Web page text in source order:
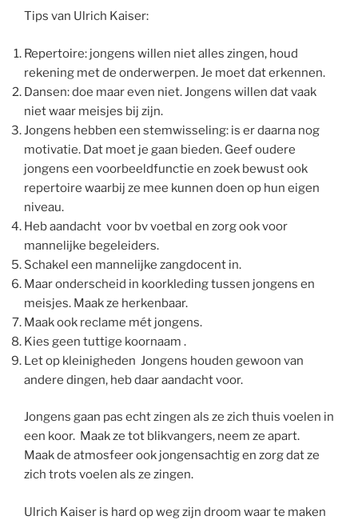
Tips van Ulrich Kaiser:
Repertoire: jongens willen niet alles zingen, houd
rekening met de onderwerpen. Je moet dat erkennen.
Dansen: doe maar even niet. Jongens willen dat vaak
niet waar meisjes bij zijn.
Jongens hebben een stemwisseling: is er daarna nog
motivatie. Dat moet je gaan bieden. Geef oudere
jongens een voorbeeldfunctie en zoek bewust ook
repertoire waarbij ze mee kunnen doen op hun eigen
niveau.
Heb aandacht voor bv voetbal en zorg ook voor
mannelijke begeleiders.
Schakel een mannelijke zangdocent in.
Maar onderscheid in koorkleding tussen jongens en
meisjes. Maak ze herkenbaar.
Maak ook reclame mét jongens.
Kies geen tuttige koornaam .
Let op kleinigheden Jongens houden gewoon van
andere dingen, heb daar aandacht voor.
Jongens gaan pas echt zingen als ze zich thuis voelen in
een koor. Maak ze tot blikvangers, neem ze apart.
Maak de atmosfeer ook jongensachtig en zorg dat ze
zich trots voelen als ze zingen.
Ulrich Kaiser is hard op weg zijn droom waar te maken